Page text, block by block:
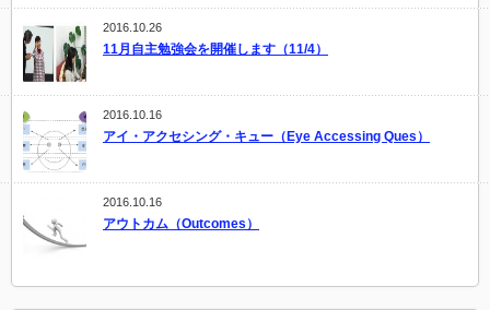
2016.10.26
11月自主勉強会を開催します（11/4）
2016.10.16
アイ・アクセシング・キュー（Eye Accessing Ques）
2016.10.16
アウトカム（Outcomes）